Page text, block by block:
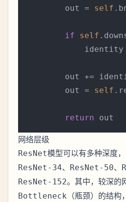
        out =
self
if self
identity
out +=
        out =
self
return
网络层级
ResNet模型可以有多种深度
ResNet-34、 ResNet-50、
ResNet-152。其中，较深的
Bottleneck
（瓶颈）的结